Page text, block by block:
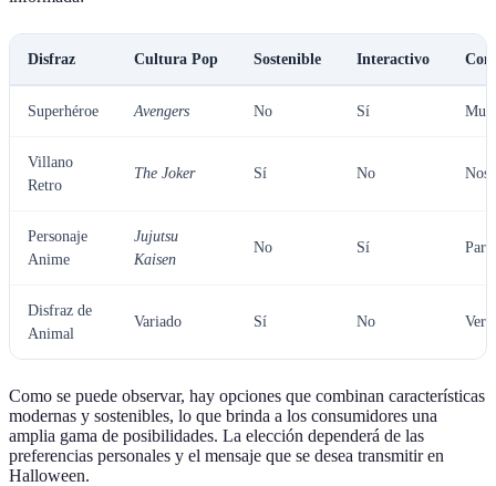
Disfraz Cultura Pop Sostenible Interactivo
Superhéroe Avengers No Sí Muy
Villano
Retro
The Joker Sí No
Personaje
Anime
Jujutsu
Kaisen
No Sí
Disfraz de
Animal
Variado Sí No
Como se puede observar, hay opciones que combinan características
modernas y sostenibles, lo que brinda a los consumidores una
amplia gama de posibilidades. La elección dependerá de las
preferencias personales y el mensaje que se desea transmitir en
Halloween.